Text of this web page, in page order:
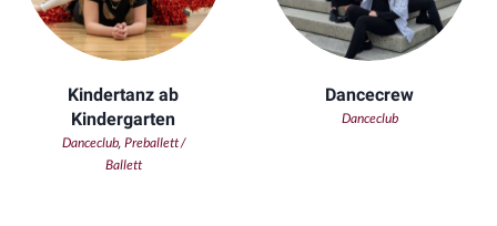
Kindertanz ab
Kindergarten
Danceclub, Preballett /
Ballett
Dancecrew
Danceclub